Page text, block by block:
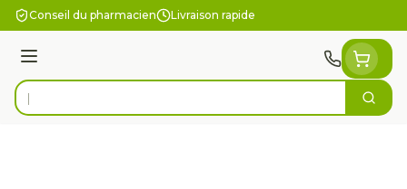
Aller au contenu
Conseil du pharmacien Livraison rapide
Menu
Rechercher